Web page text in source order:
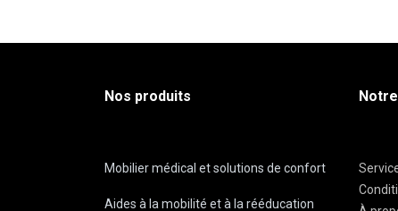
Nos produits
Mobilier médical et solutions de confort
Aides à la mobilité et à la rééducation